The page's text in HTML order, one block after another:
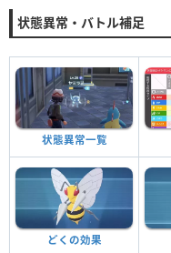
状態異常・バトル補足
状態異常一覧
どくの効果